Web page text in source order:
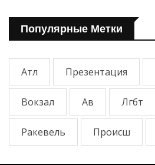
Популярные Метки
Атл Презентация
Вокзал Ав Лгбт
Ракевель Происш